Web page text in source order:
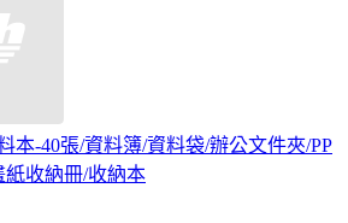
本-40張/資料簿/資料袋/辦公文件夾/PP
收納冊/收納本